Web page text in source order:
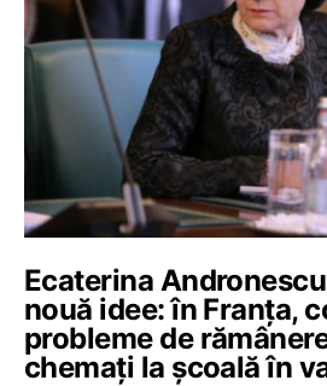
Ecaterina
nouă idee: în Franța,
probleme de
chemați la școală în